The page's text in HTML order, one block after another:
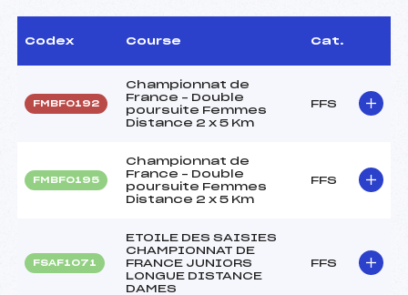
Codex Course Cat.
FMBF0192
Championnat de
France – Double
poursuite Femmes
Distance 2 x 5 Km
FFS
FMBF0195
Championnat de
France – Double
poursuite Femmes
Distance 2 x 5 Km
FFS
FSAF1071
ETOILE DES SAISIES
CHAMPIONNAT DE
FRANCE JUNIORS
LONGUE DISTANCE
DAMES
FFS